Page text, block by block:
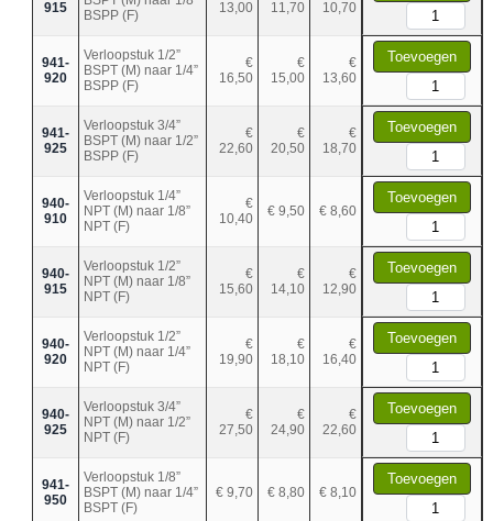
915
BSPP (F)
13,00
11,70
10,70
941-
920
Verloopstuk 1/2”
BSPT (M) naar 1/4”
BSPP (F)
€
16,50
€
15,00
€
13,60
Toevoegen
941-
925
Verloopstuk 3/4”
BSPT (M) naar 1/2”
BSPP (F)
€
22,60
€
20,50
€
18,70
Toevoegen
940-
910
Verloopstuk 1/4”
NPT (M) naar 1/8”
NPT (F)
€
10,40
€ 9,50 € 8,60
Toevoegen
940-
915
Verloopstuk 1/2”
NPT (M) naar 1/8”
NPT (F)
€
15,60
€
14,10
€
12,90
Toevoegen
940-
920
Verloopstuk 1/2”
NPT (M) naar 1/4”
NPT (F)
€
19,90
€
18,10
€
16,40
Toevoegen
940-
925
Verloopstuk 3/4”
NPT (M) naar 1/2”
NPT (F)
€
27,50
€
24,90
€
22,60
Toevoegen
941-
950
Verloopstuk 1/8”
BSPT (M) naar 1/4”
BSPT (F)
€ 9,70 € 8,80 € 8,10
Toevoegen